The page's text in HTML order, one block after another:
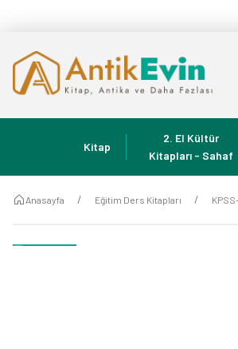
Kitap
2. El Kültür
Kitapları - Sahaf
Anasayfa Eğitim Ders Kitapları